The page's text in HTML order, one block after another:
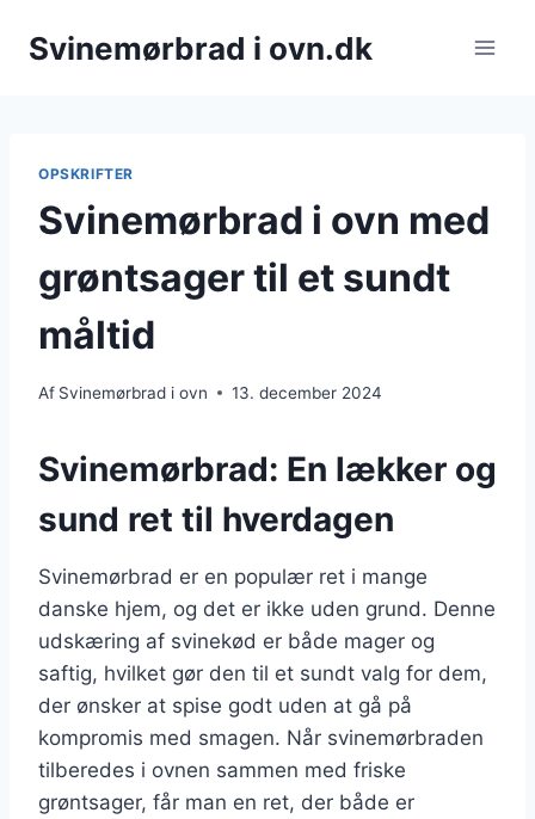
Svinemørbrad i ovn.dk
OPSKRIFTER
Svinemørbrad i ovn med
grøntsager til et sundt
måltid
Af Svinemørbrad i ovn 13. december 2024
Svinemørbrad: En lækker og
sund ret til hverdagen
Svinemørbrad er en populær ret i mange
danske hjem, og det er ikke uden grund. Denne
udskæring af svinekød er både mager og
saftig, hvilket gør den til et sundt valg for dem,
der ønsker at spise godt uden at gå på
kompromis med smagen. Når svinemørbraden
tilberedes i ovnen sammen med friske
grøntsager, får man en ret, der både er